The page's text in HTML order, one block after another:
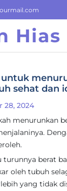
Hias
sehat dan
28, 2024
menurunkan
turunnya berat
oleh tubuh
yang tidak